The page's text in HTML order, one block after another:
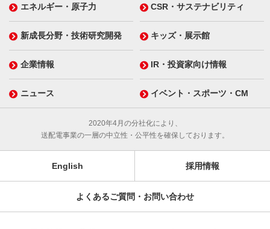
エネルギー・原子力 CSR・サステナビリティ
新成長分野・技術研究開発 キッズ・展示館
企業情報 IR・投資家向け情報
ニュース イベント・スポーツ・CM
2020年4月の分社化により、
送配電事業の一層の中立性・公平性を確保しております。
English 採用情報
よくあるご質問・お問い合わせ